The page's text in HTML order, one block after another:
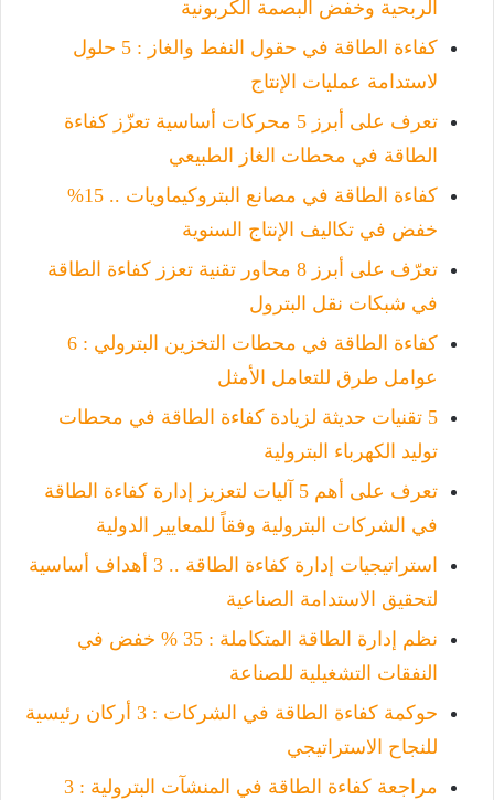
الربحية وخفض البصمة الكربونية
كفاءة الطاقة في حقول النفط والغاز : 5 حلول
لاستدامة عمليات الإنتاج
تعرف على أبرز 5 محركات أساسية تعزّز كفاءة
الطاقة في محطات الغاز الطبيعي
كفاءة الطاقة في مصانع البتروكيماويات .. 15%
خفض في تكاليف الإنتاج السنوية
تعرّف على أبرز 8 محاور تقنية تعزز كفاءة الطاقة
في شبكات نقل البترول
كفاءة الطاقة في محطات التخزين البترولي : 6
عوامل طرق للتعامل الأمثل
5 تقنيات حديثة لزيادة كفاءة الطاقة في محطات
توليد الكهرباء البترولية
تعرف على أهم 5 آليات لتعزيز إدارة كفاءة الطاقة
في الشركات البترولية وفقاً للمعايير الدولية
استراتيجيات إدارة كفاءة الطاقة .. 3 أهداف أساسية
لتحقيق الاستدامة الصناعية
نظم إدارة الطاقة المتكاملة : 35 % خفض في
النفقات التشغيلية للصناعة
حوكمة كفاءة الطاقة في الشركات : 3 أركان رئيسية
للنجاح الاستراتيجي
مراجعة كفاءة الطاقة في المنشآت البترولية : 3